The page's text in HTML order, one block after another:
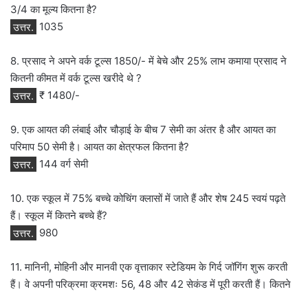
3/4 का मूल्य कितना है?
उत्तर. 1035
8. प्रसाद ने अपने वर्क टूल्स 1850/- में बेचे और 25% लाभ कमाया प्रसाद ने
कितनी कीमत में वर्क टूल्स खरीदे थे ?
उत्तर. ₹ 1480/-
9. एक आयत की लंबाई और चौड़ाई के बीच 7 सेमी का अंतर है और आयत का
परिमाप 50 सेमी है। आयत का क्षेत्रफल कितना है?
उत्तर. 144 वर्ग सेमी
10. एक स्कूल में 75% बच्चे कोचिंग क्लासों में जाते हैं और शेष 245 स्वयं पढ़ते
हैं। स्कूल में कितने बच्चे हैं?
उत्तर. 980
11. मानिनी, मोहिनी और मानवी एक वृत्ताकार स्टेडियम के गिर्द जॉगिंग शुरू करती
हैं। वे अपनी परिक्रमा क्रमशः 56, 48 और 42 सेकंड में पूरी करती हैं। कितने